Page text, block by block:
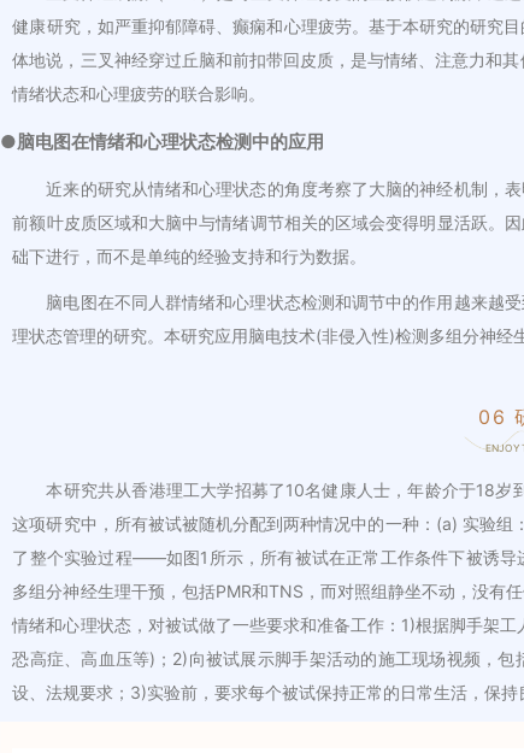
健康研究，如严重抑郁障碍、癫痫和心理疲劳。基于本研究的研究
体地说，三叉神经穿过丘脑和前扣带回皮质，是与情绪、注意力和
情绪状态和心理疲劳的联合影响。
●脑电图在情绪和心理状态检测中的应用
近来的研究从情绪和心理状态的角度考察了大脑的神经机制，
前额叶皮质区域和大脑中与情绪调节相关的区域会变得明显活跃。
础下进行，而不是单纯的经验支持和行为数据。
脑电图在不同人群情绪和心理状态检测和调节中的作用越来越
理状态管理的研究。本研究应用脑电技术(非侵入性)检测多组分神经
06
ENJOY
本研究共从香港理工大学招募了10名健康人士，年龄介于18
这项研究中，所有被试被随机分配到两种情况中的一种：(a) 实验
了整个实验过程——如图1所示，所有被试在正常工作条件下被诱
多组分神经生理干预，包括PMR和TNS，而对照组静坐不动，没有
情绪和心理状态，对被试做了一些要求和准备工作：1)根据脚手架
恐高症、高血压等)；2)向被试展示脚手架活动的施工现场视频，
设、法规要求；3)实验前，要求每个被试保持正常的日常生活，保持